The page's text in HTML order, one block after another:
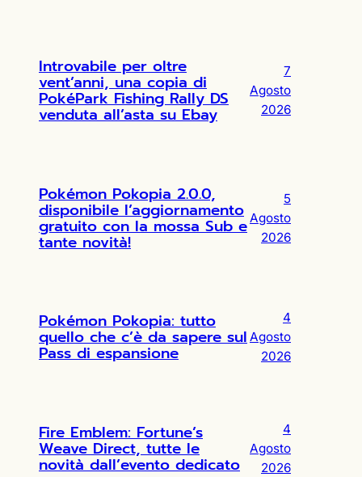
Introvabile per oltre
vent’anni, una copia di
PokéPark Fishing Rally DS
venduta all’asta su Ebay
7
Agosto
2026
Pokémon Pokopia 2.0.0,
disponibile l’aggiornamento
gratuito con la mossa Sub e
tante novità!
5
Agosto
2026
Pokémon Pokopia: tutto
quello che c’è da sapere sul
Pass di espansione
4
Agosto
2026
Fire Emblem: Fortune’s
Weave Direct, tutte le
novità dall’evento dedicato
4
Agosto
2026